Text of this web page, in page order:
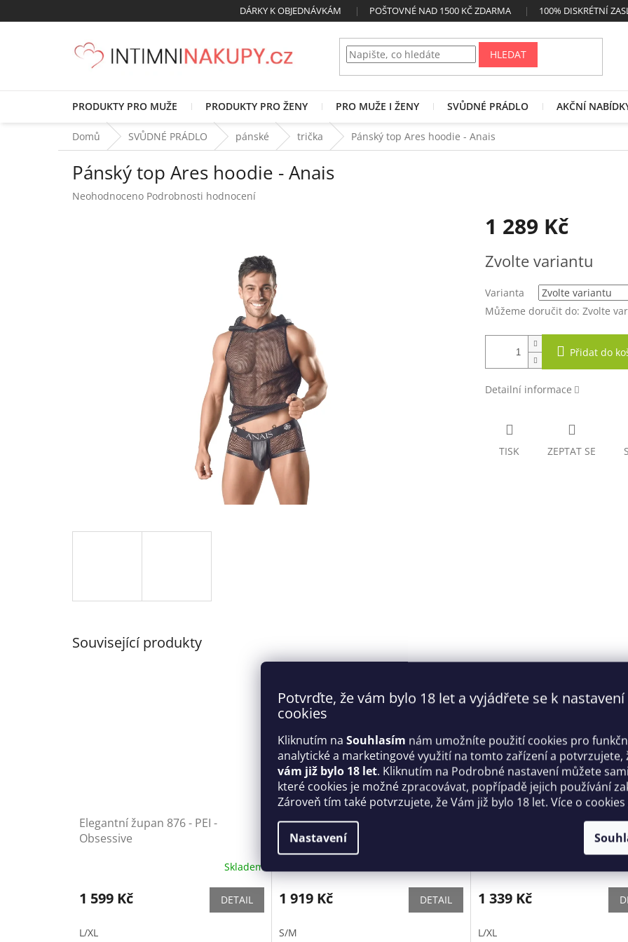
Potvrďte, že vám bylo 18 let a vyjádřete se k nastavení
cookies
Kliknutím na Souhlasím nám umožníte použití cookies pro
analytické a marketingové využití na tomto zařízení a potvrzujete,
vám již bylo 18 let. Kliknutím na Podrobné nastavení můžete
které cookies je možné zpracovávat, popřípadě jejich používání
Zároveň tím také potvrzujete, že Vám již bylo 18 let. Více o cookies
Nastavení
na
DÁRKY K OBJEDNÁVKÁM POŠTOVNÉ NAD 1500 KČ ZDARMA 100% DISKRÉTNÍ
HLEDAT
PRODUKTY PRO MUŽE PRODUKTY PRO ŽENY PRO MUŽE I ŽENY SVŮDNÉ PRÁDLO AKČNÍ
Domů SVŮDNÉ PRÁDLO pánské trička Pánský top Ares hoodie - Anais
Pánský top Ares hoodie - Anais
Průměrné
Neohodnoceno Podrobnosti hodnocení
1 289 Kč
cena:
Zvolte variantu
Varianta
Můžeme doručit do: Zvolte
Přidat do
Detailní informace
TISK ZEPTAT SE
Související produkty
Elegantní župan 876 - PEI -
Obsessive
Skladem
1 599 Kč DETAIL
L/XL
Krásný set Silveria - Obsessive
1 919 Kč DETAIL
S/M
Sexy kostým Servgirl -
1 339 Kč
L/XL